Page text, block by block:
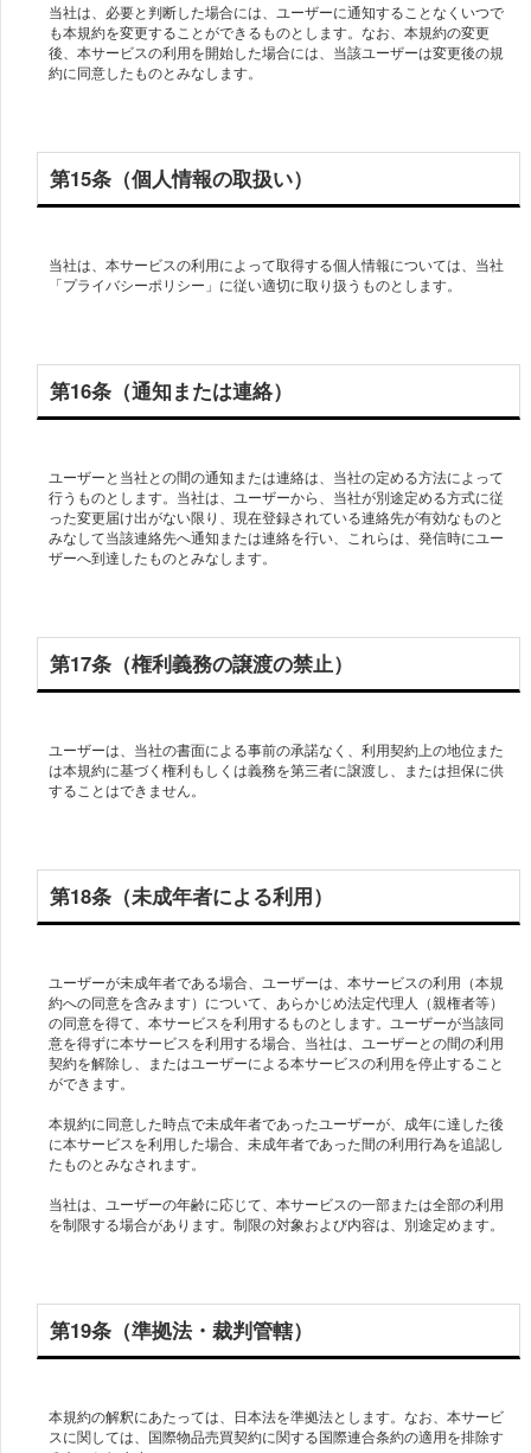
当社は、必要と判断した場合には、ユーザーに通知することなくいつで
も本規約を変更することができるものとします。なお、本規約の変更
後、本サービスの利用を開始した場合には、当該ユーザーは変更後の規
約に同意したものとみなします。
第15条（個人情報の取扱い）
当社は、本サービスの利用によって取得する個人情報については、当社
「プライバシーポリシー」に従い適切に取り扱うものとします。
第16条（通知または連絡）
ユーザーと当社との間の通知または連絡は、当社の定める方法によって
行うものとします。当社は、ユーザーから、当社が別途定める方式に従
った変更届け出がない限り、現在登録されている連絡先が有効なものと
みなして当該連絡先へ通知または連絡を行い、これらは、発信時にユー
ザーへ到達したものとみなします。
第17条（権利義務の譲渡の禁止）
ユーザーは、当社の書面による事前の承諾なく、利用契約上の地位また
は本規約に基づく権利もしくは義務を第三者に譲渡し、または担保に供
することはできません。
第18条（未成年者による利用）
ユーザーが未成年者である場合、ユーザーは、本サービスの利用（本規
約への同意を含みます）について、あらかじめ法定代理人（親権者等）
の同意を得て、本サービスを利用するものとします。ユーザーが当該同
意を得ずに本サービスを利用する場合、当社は、ユーザーとの間の利用
契約を解除し、またはユーザーによる本サービスの利用を停止すること
ができます。
本規約に同意した時点で未成年者であったユーザーが、成年に達した後
に本サービスを利用した場合、未成年者であった間の利用行為を追認し
たものとみなされます。
当社は、ユーザーの年齢に応じて、本サービスの一部または全部の利用
を制限する場合があります。制限の対象および内容は、別途定めます。
第19条（準拠法・裁判管轄）
本規約の解釈にあたっては、日本法を準拠法とします。なお、本サービ
スに関しては、国際物品売買契約に関する国際連合条約の適用を排除す